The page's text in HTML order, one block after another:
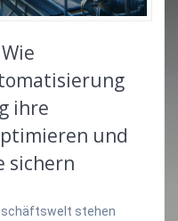
ihre
und
sichern
stehen